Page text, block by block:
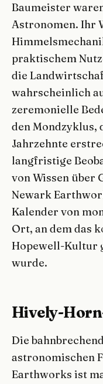
Baumeister
Astronomen. Ihr
praktischem
die
wahrscheinlich
zeremonielle
den Mondzyklus,
Jahrzehnte
langfristige
von Wissen über
Newark
Kalender von
Ort, an dem das
Hopewell-Kultur
wurde.
Hively-
Die
astronomischen
Earthworks ist